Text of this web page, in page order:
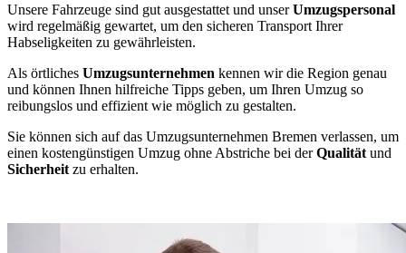
Unsere Fahrzeuge sind gut ausgestattet und unserUmzugspersonal
wird regelmäßig gewartet, um den sicheren Transport Ihrer
Habseligkeiten zu gewährleisten.
Als örtliches Umzugsunternehmen kennen wir die Region genau
und können Ihnen hilfreiche Tipps geben, um Ihren Umzug so
reibungslos und effizient wie möglich zu gestalten.
Sie können sich auf das Umzugsunternehmen Bremen verlassen, um
einen kostengünstigen Umzug ohne Abstriche bei derQualität und
Sicherheit zu erhalten.